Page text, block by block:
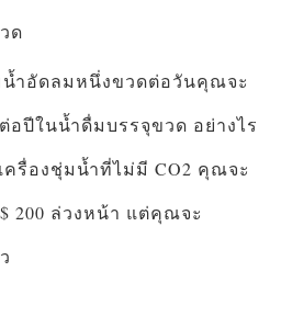
ด
ำอัดลมหนึ่งขวดต่อวันคุณจะ
อปีในน้ำดื่มบรรจุขวด อย่างไร
รื่องชุ่มน้ำที่ไม่มี CO2 คุณจะ
200 ล่วงหน้า แต่คุณจะ